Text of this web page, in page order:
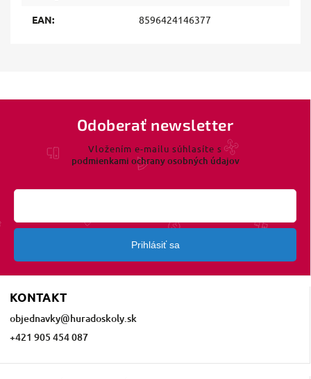
EAN: 8596424146377
KONTAKT
objednavky@huradoskoly.sk
+421 905 454 087
Odoberať newsletter
Vložením e-mailu súhlasíte s
podmienkami ochrany osobných údajov
Prihlásiť sa